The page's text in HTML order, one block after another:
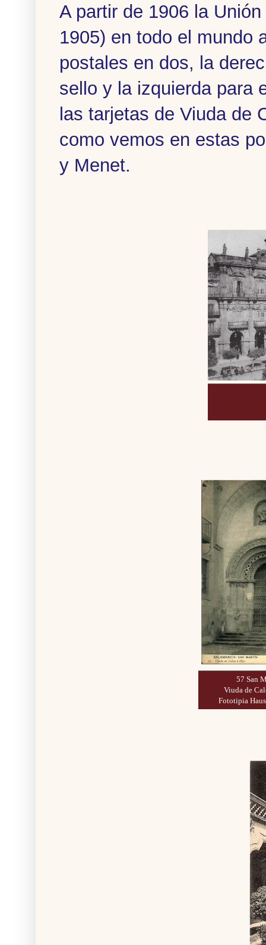
A partir de 1906 la
1905) en todo el mundo
postales en dos, la
sello y la izquierda para
las tarjetas de Viuda de
como vemos en estas
y Menet.
57 San
Viuda de
Fototipia